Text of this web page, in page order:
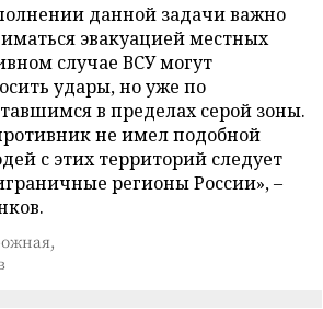
данной задачи важно
эвакуацией местных
случае ВСУ могут
удары, но уже по
в пределах серой зоны.
не имел подобной
с этих территорий следует
регионы России», –